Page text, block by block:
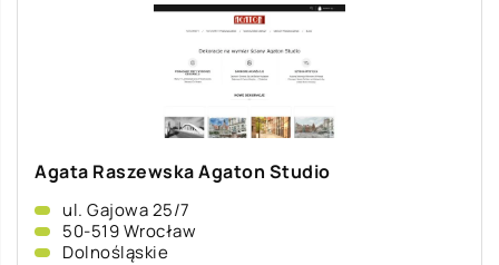
Agata Raszewska Agaton Studio
ul. Gajowa 25/7
50-519 Wrocław
Dolnośląskie